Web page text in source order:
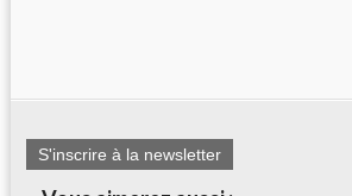
S'inscrire à la newsletter